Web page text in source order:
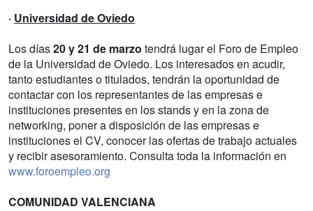
· Universidad de Oviedo
Los días20 y 21 de marzo tendrá lugar el Foro de Empleo
de la Universidad de Oviedo. Los interesados en acudir,
tanto estudiantes o titulados, tendrán la oportunidad de
contactar con los representantes de las empresas e
instituciones presentes en los stands y en la zona de
networking, poner a disposición de las empresas e
instituciones el CV, conocer las ofertas de trabajo actuales
y recibir asesoramiento. Consulta toda la información en
www.foroempleo.org
COMUNIDAD VALENCIANA